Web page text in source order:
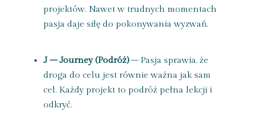
projektów. Nawet w trudnych momentach
pasja daje siłę do pokonywania wyzwań.
J – Journey (Podróż)– Pasja sprawia, że
droga do celu jest równie ważna jak sam
cel. Każdy projekt to podróż pełna lekcji i
odkryć.